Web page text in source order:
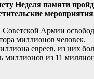
Неделя памяти
Армии
миллионов человек.
евреев, из них
миллионов из 11